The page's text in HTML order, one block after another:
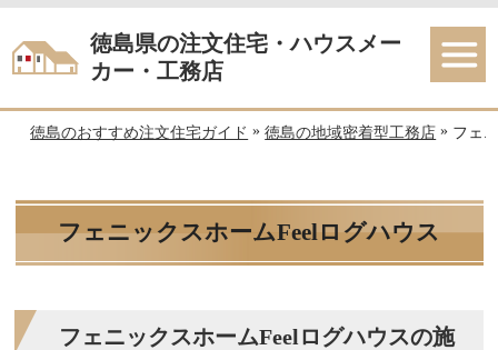
徳島県の注文住宅・ハウスメー
カー・工務店
徳島のおすすめ注文住宅ガイド »徳島の地域密着型工務店 » フェ
フェニックスホームFeelログハウス
フェニックスホームFeelログハウスの施